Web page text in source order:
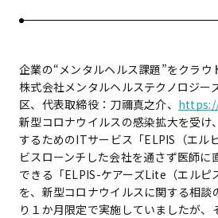
企業の“メンタルヘルス課題”をクラウ
株式会社メンタルヘルステクノロジー
区、代表取締役：刀禰真之介、
新型コロナウイルスの感染拡大を受け
するためのITサービス「ELPIS（エル
ビスローンチした会社を通さず医師に
できる「ELPIS-ケアーズLite（エルピ
を、新型コロナウイルスに関する相談
り１か月限定で実施していましたが